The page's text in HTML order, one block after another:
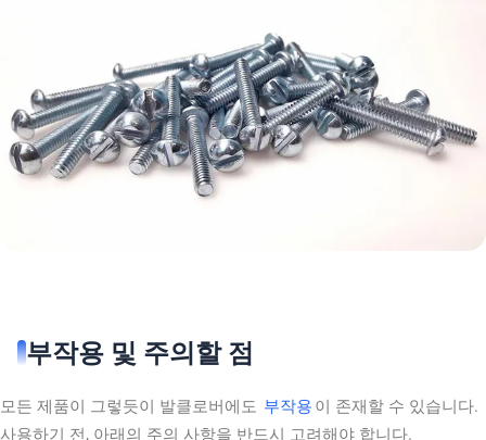
부작용 및 주의할 점
모든 제품이 그렇듯이 발클로버에도 부작용 이 존재할 수 있습니다.
사용하기 전, 아래의 주의 사항을 반드시 고려해야 합니다.